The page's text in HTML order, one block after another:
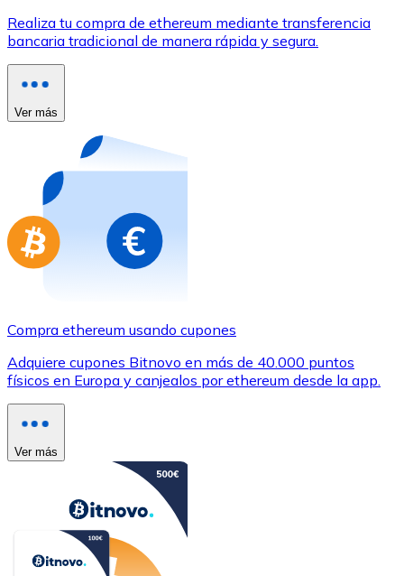
Comprar con tarjeta
Tienda - Tarjetas regalo
Nuevo
Compra tarjetas regalo de tus marcas favoritas con
Ir a la tienda de tarjetas regalo
Realiza tu compra de ethereum mediante transferencia
bancaria tradicional de manera rápida y segura.
Ver más
Compra ethereum usando cupones
Adquiere cupones Bitnovo en más de 40.000 puntos
físicos en Europa y canjealos por ethereum desde la app.
Ver más